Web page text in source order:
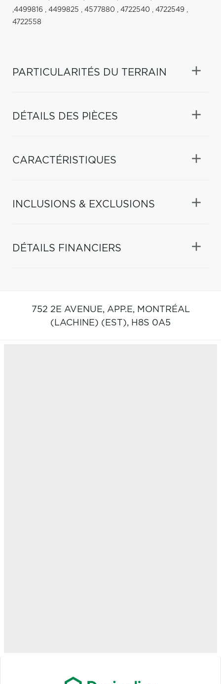
,4499816 , 4499825 , 4577880 , 4722540 , 4722549 ,
4722558
PARTICULARITÉS DU TERRAIN
DÉTAILS DES PIÈCES
CARACTÉRISTIQUES
INCLUSIONS & EXCLUSIONS
DÉTAILS FINANCIERS
752 2E AVENUE, APP.E, MONTRÉAL
(LACHINE) (EST), H8S 0A5